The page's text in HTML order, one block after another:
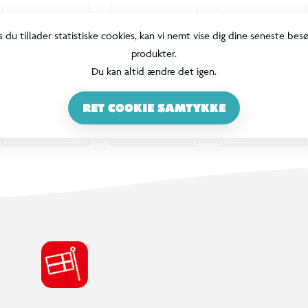
du tillader statistiske cookies, kan vi nemt vise dig dine seneste
produkter.
Du kan altid ændre det igen.
RET COOKIE SAMTYKKE